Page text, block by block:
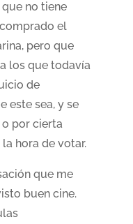
no tiene
el
pero que
los que todavía
de
este sea, y se
por cierta
hora de votar.
que me
buen cine.